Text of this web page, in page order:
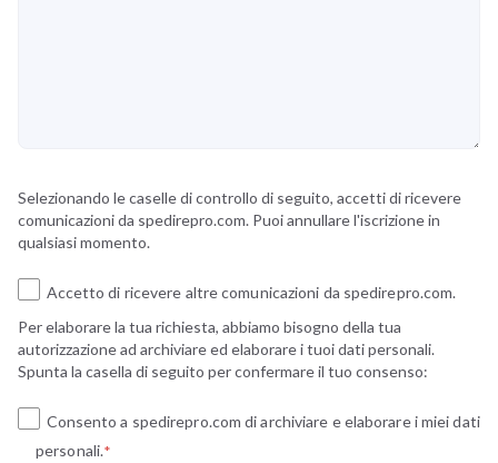
Selezionando le caselle di controllo di seguito, accetti di ricevere
comunicazioni da spedirepro.com. Puoi annullare l'iscrizione in
qualsiasi momento.
Accetto di ricevere altre comunicazioni da spedirepro.com.
Per elaborare la tua richiesta, abbiamo bisogno della tua
autorizzazione ad archiviare ed elaborare i tuoi dati personali.
Spunta la casella di seguito per confermare il tuo consenso:
Consento a spedirepro.com di archiviare e elaborare i miei dati
personali.*